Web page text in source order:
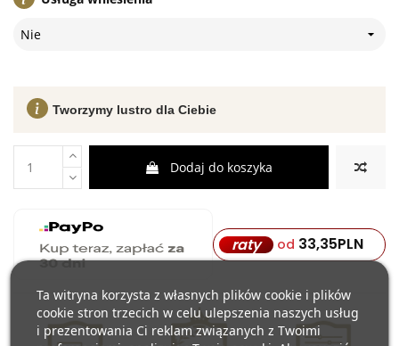
Nie
Dodaj do koszyka
Tworzymy lustro dla Ciebie
raty od 33,35PLN
Ta witryna korzysta z własnych plików cookie i plików
cookie stron trzecich w celu ulepszenia naszych usług
i prezentowania Ci reklam związanych z Twoimi